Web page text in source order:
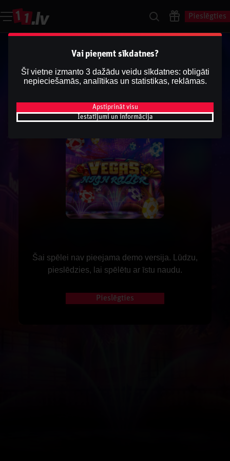
Pieslēgties
Šai spēlei nav pieejama demo versija. Lūdzu,
pieslēdzies, lai spēlētu ar īstu naudu.
Pieslēgties
Vai pieņemt sīkdatnes?
Šī vietne izmanto 3 dažādu veidu sīkdatnes: obligāti
nepieciešamās, analītikas un statistikas, reklāmas.
Apstiprināt visu
Iestatījumi un informācija